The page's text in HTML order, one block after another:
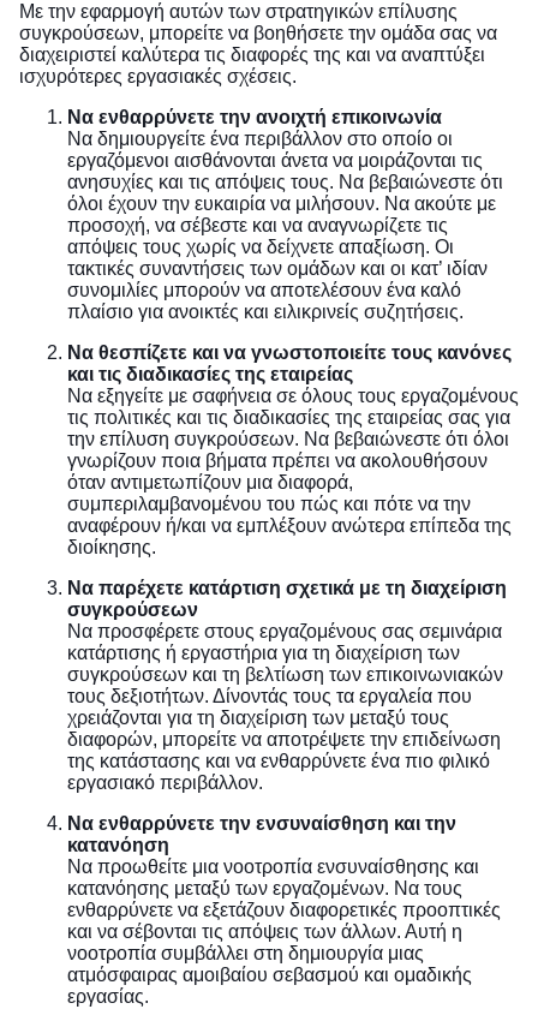
Με την εφαρμογή αυτών των στρατηγικών επίλυσης
συγκρούσεων, μπορείτε να βοηθήσετε την ομάδα σας να
διαχειριστεί καλύτερα τις διαφορές της και να αναπτύξει
ισχυρότερες εργασιακές σχέσεις.
Να ενθαρρύνετε την ανοιχτή επικοινωνία
Να δημιουργείτε ένα περιβάλλον στο οποίο οι
εργαζόμενοι αισθάνονται άνετα να μοιράζονται τις
ανησυχίες και τις απόψεις τους. Να βεβαιώνεστε ότι
όλοι έχουν την ευκαιρία να μιλήσουν. Να ακούτε με
προσοχή, να σέβεστε και να αναγνωρίζετε τις
απόψεις τους χωρίς να δείχνετε απαξίωση. Οι
τακτικές συναντήσεις των ομάδων και οι κατ’ ιδίαν
συνομιλίες μπορούν να αποτελέσουν ένα καλό
πλαίσιο για ανοικτές και ειλικρινείς συζητήσεις.
Να θεσπίζετε και να γνωστοποιείτε τους κανόνες
και τις διαδικασίες της εταιρείας
Να εξηγείτε με σαφήνεια σε όλους τους εργαζομένους
τις πολιτικές και τις διαδικασίες της εταιρείας σας για
την επίλυση συγκρούσεων. Να βεβαιώνεστε ότι όλοι
γνωρίζουν ποια βήματα πρέπει να ακολουθήσουν
όταν αντιμετωπίζουν μια διαφορά,
συμπεριλαμβανομένου του πώς και πότε να την
αναφέρουν ή/και να εμπλέξουν ανώτερα επίπεδα της
διοίκησης.
Να παρέχετε κατάρτιση σχετικά με τη διαχείριση
συγκρούσεων
Να προσφέρετε στους εργαζομένους σας σεμινάρια
κατάρτισης ή εργαστήρια για τη διαχείριση των
συγκρούσεων και τη βελτίωση των επικοινωνιακών
τους δεξιοτήτων. Δίνοντάς τους τα εργαλεία που
χρειάζονται για τη διαχείριση των μεταξύ τους
διαφορών, μπορείτε να αποτρέψετε την επιδείνωση
της κατάστασης και να ενθαρρύνετε ένα πιο φιλικό
εργασιακό περιβάλλον.
Να ενθαρρύνετε την ενσυναίσθηση και την
κατανόηση
Να προωθείτε μια νοοτροπία ενσυναίσθησης και
κατανόησης μεταξύ των εργαζομένων. Να τους
ενθαρρύνετε να εξετάζουν διαφορετικές προοπτικές
και να σέβονται τις απόψεις των άλλων. Αυτή η
νοοτροπία συμβάλλει στη δημιουργία μιας
ατμόσφαιρας αμοιβαίου σεβασμού και ομαδικής
εργασίας.